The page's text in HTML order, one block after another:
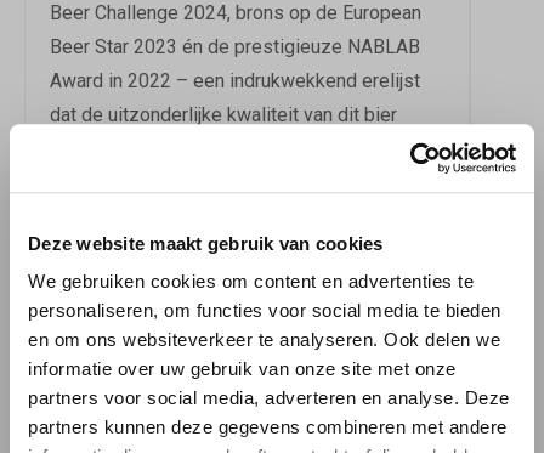
Deze website maakt gebruik van cookies
We gebruiken cookies om content en advertenties te
personaliseren, om functies voor social media te bieden
en om ons websiteverkeer te analyseren. Ook delen we
informatie over uw gebruik van onze site met onze
partners voor social media, adverteren en analyse. Deze
partners kunnen deze gegevens combineren met andere
Beer Challenge 2024, brons op de European
Beer Star 2023 én de prestigieuze NABLAB
Award in 2022 – een indrukwekkend erelijst
dat de uitzonderlijke kwaliteit van dit bier
EEN SMAAKSENSATIE
Fun House is gebrouwen als een volwaardige
New England IPA met een zorgvuldig
samengesteld smaakprofiel van ananas,
mango, citrus, perzik en bloemige tropische
noten. De moutbasis van gerst, tarwe en haver
zorgt voor een karakteristiek romig